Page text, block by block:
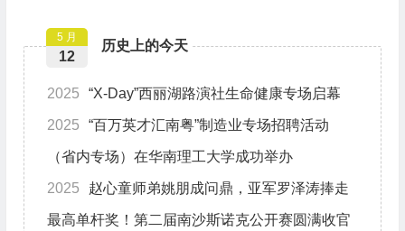
历史上的今天
5 月
12
2025 “X-Day”西丽湖路演社生命健康专场启幕
2025 “百万英才汇南粤”制造业专场招聘活动
（省内专场）在华南理工大学成功举办
2025 赵心童师弟姚朋成问鼎，亚军罗泽涛捧走
最高单杆奖！第二届南沙斯诺克公开赛圆满收官